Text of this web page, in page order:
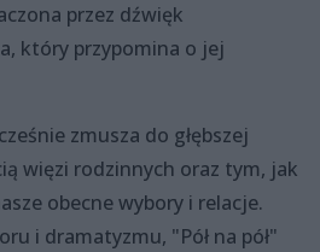
przez dźwięk
który przypomina o jej
zmusza do głębszej
więzi rodzinnych oraz tym, jak
obecne wybory i relacje.
i dramatyzmu, "Pół na pół"